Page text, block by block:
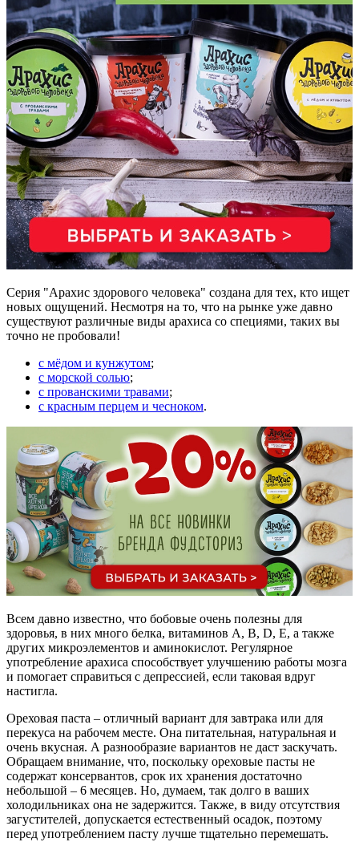
Серия "Арахис здорового человека" создана для тех, кто ищет
новых ощущений. Несмотря на то, что на рынке уже давно
существуют различные виды арахиса со специями, таких вы
точно не пробовали!
с мёдом и кунжутом;
с морской солью;
с прованскими травами;
с красным перцем и чесноком.
Всем давно известно, что бобовые очень полезны для
здоровья, в них много белка, витаминов A, B, D, E, а также
других микроэлементов и аминокислот. Регулярное
употребление арахиса способствует улучшению работы мозга
и помогает справиться с депрессией, если таковая вдруг
настигла.
Ореховая паста – отличный вариант для завтрака или для
перекуса на рабочем месте. Она питательная, натуральная и
очень вкусная. А разнообразие вариантов не даст заскучать.
Обращаем внимание, что, поскольку ореховые пасты не
содержат консервантов, срок их хранения достаточно
небольшой – 6 месяцев. Но, думаем, так долго в ваших
холодильниках она не задержится. Также, в виду отсутствия
загустителей, допускается естественный осадок, поэтому
перед употреблением пасту лучше тщательно перемешать.